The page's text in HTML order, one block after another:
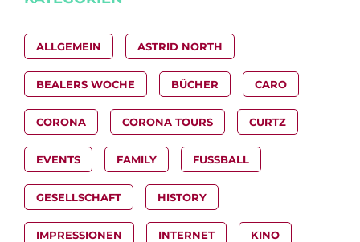
ALLGEMEIN ASTRID NORTH
BEALERS WOCHE BÜCHER CARO
CORONA CORONA TOURS CURTZ
EVENTS FAMILY FUSSBALL
GESELLSCHAFT HISTORY
IMPRESSIONEN INTERNET KINO